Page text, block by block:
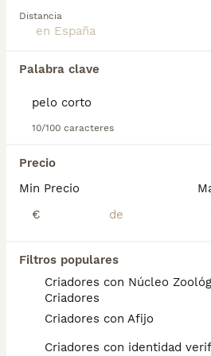
Distancia
Palabra clave
10/100 caracteres
Precio
Min Precio
€
Filtros populares
Criadores con Núcleo
Criadores
Criadores con Afijo
Criadores con identidad
una mascota ideal gracias a su
Lee nuestra
perro.
corto Cachorros
Si deseas exactamente esta
¿Cuánto cuesta un
de Perro De Agua
El coste medio de un